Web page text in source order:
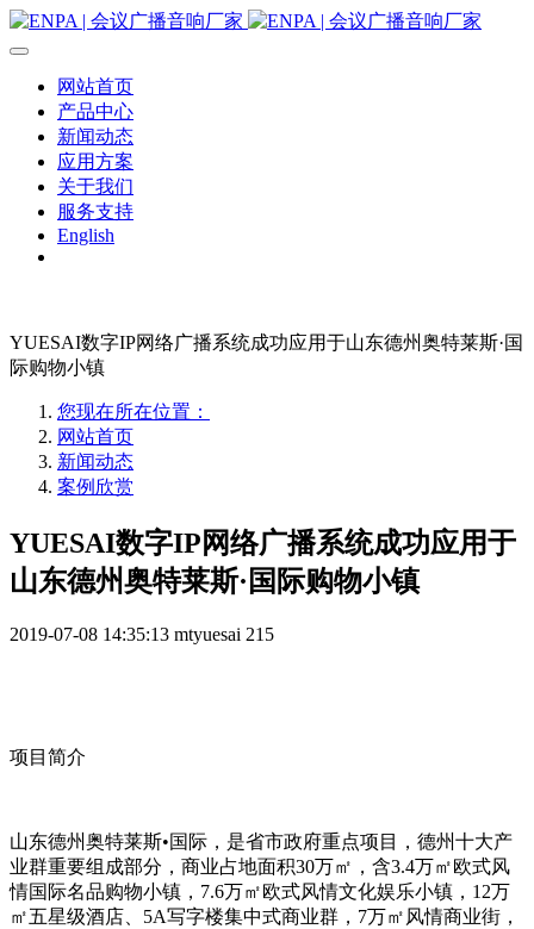
网站首页
产品中心
新闻动态
应用方案
关于我们
服务支持
English
YUESAI数字IP网络广播系统成功应用于山东德州奥特莱斯·国
际购物小镇
您现在所在位置：
网站首页
新闻动态
案例欣赏
YUESAI数字IP网络广播系统成功应用于
山东德州奥特莱斯·国际购物小镇
2019-07-08 14:35:13 mtyuesai 215
项目简介
山东德州奥特莱斯•国际，是省市政府重点项目，德州十大产
业群重要组成部分，商业占地面积30万㎡，含3.4万㎡欧式风
情国际名品购物小镇，7.6万㎡欧式风情文化娱乐小镇，12万
㎡五星级酒店、5A写字楼集中式商业群，7万㎡风情商业街，